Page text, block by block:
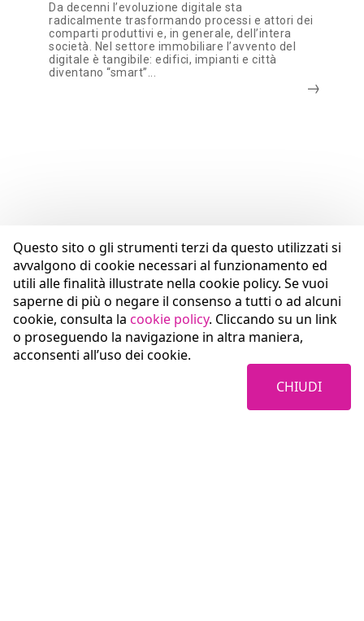
Questo sito o gli strumenti terzi da questo utilizzati si
avvalgono di cookie necessari al funzionamento ed
utili alle finalità illustrate nella cookie policy. Se vuoi
saperne di più o negare il consenso a tutti o ad alcuni
cookie, consulta la cookie policy. Cliccando su un link
o proseguendo la navigazione in altra maniera,
acconsenti all’uso dei cookie.
CHIUDI
Da decenni l’evoluzione digitale sta
radicalmente trasformando processi e attori dei
comparti produttivi e, in generale, dell’intera
società. Nel settore immobiliare l’avvento del
digitale è tangibile: edifici, impianti e città
diventano “smart”...